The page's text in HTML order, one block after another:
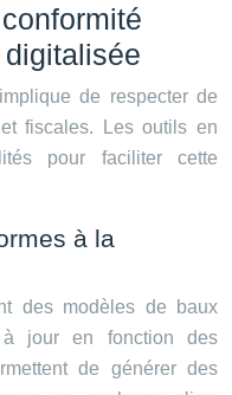
de respecter de
fiscales. Les outils en
pour faciliter cette
à la
des modèles de baux
à jour en fonction des
de générer des